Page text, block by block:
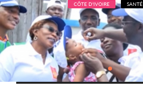
CÔTE D'IVOIRE SANTÉ